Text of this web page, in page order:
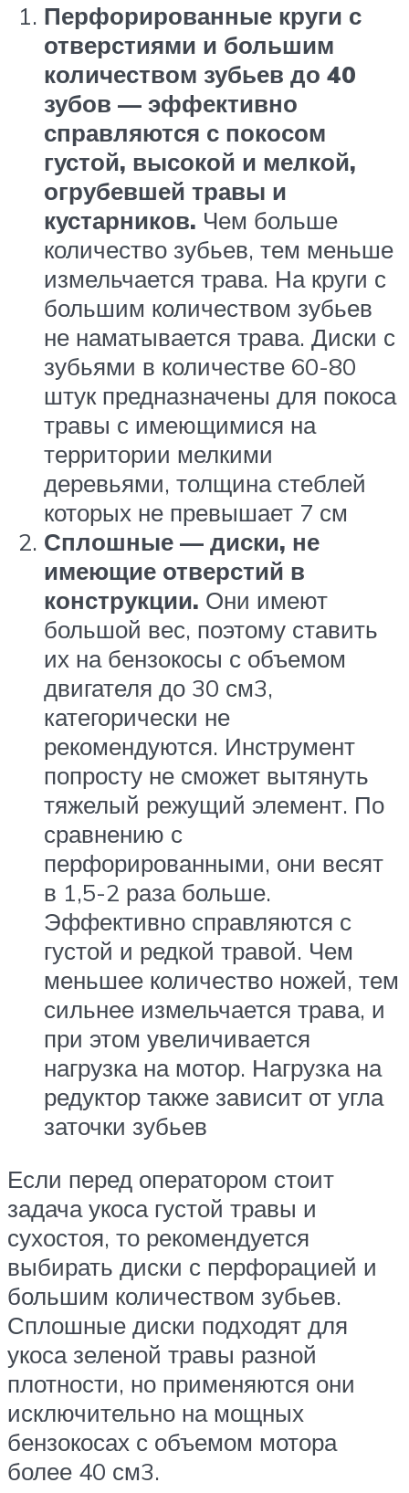
Перфорированные круги с
отверстиями и большим
количеством зубьев до 40
зубов — эффективно
справляются с покосом
густой, высокой и мелкой,
огрубевшей травы и
кустарников. Чем больше
количество зубьев, тем меньше
измельчается трава. На круги с
большим количеством зубьев
не наматывается трава. Диски с
зубьями в количестве 60-80
штук предназначены для покоса
травы с имеющимися на
территории мелкими
деревьями, толщина стеблей
которых не превышает 7 см
Сплошные — диски, не
имеющие отверстий в
конструкции. Они имеют
большой вес, поэтому ставить
их на бензокосы с объемом
двигателя до 30 см3,
категорически не
рекомендуются. Инструмент
попросту не сможет вытянуть
тяжелый режущий элемент. По
сравнению с
перфорированными, они весят
в 1,5-2 раза больше.
Эффективно справляются с
густой и редкой травой. Чем
меньшее количество ножей, тем
сильнее измельчается трава, и
при этом увеличивается
нагрузка на мотор. Нагрузка на
редуктор также зависит от угла
заточки зубьев
Если перед оператором стоит
задача укоса густой травы и
сухостоя, то рекомендуется
выбирать диски с перфорацией и
большим количеством зубьев.
Сплошные диски подходят для
укоса зеленой травы разной
плотности, но применяются они
исключительно на мощных
бензокосах с объемом мотора
более 40 см3.